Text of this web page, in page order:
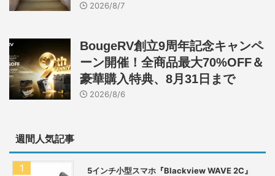
2026/8/7
BougeRV創立9周年記念キャンペ
ーン開催！全商品最大70%OFF＆
豪華購入特典、8月31日まで
2026/8/6
週間人気記事
5インチ小型スマホ『Blackview WAVE 2C』